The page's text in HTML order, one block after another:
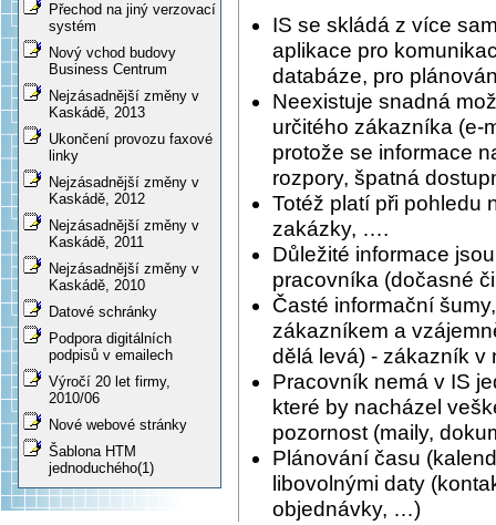
Přechod na jiný verzovací
systém
Nový vchod budovy
Business Centrum
Nejzásadnější změny v
Kaskádě, 2013
Ukončení provozu faxové
linky
Nejzásadnější změny v
Kaskádě, 2012
Nejzásadnější změny v
Kaskádě, 2011
Nejzásadnější změny v
Kaskádě, 2010
Datové schránky
Podpora digitálních
podpisů v emailech
Výročí 20 let firmy,
2010/06
Nové webové stránky
Šablona HTM
jednoduchého(1)
IS se skládá z více
aplikace pro
databáze, pro
Neexistuje snadná
určitého zákazníka (e-
protože se informace
rozpory, špatná
Totéž platí při pohledu
zakázky, ….
Důležité informace
pracovníka (dočasné
Časté informační
zákazníkem a
dělá levá) - zákazník v
Pracovník nemá v IS
které by nacházel
pozornost (maily,
Plánování času
libovolnými daty
objednávky, …)